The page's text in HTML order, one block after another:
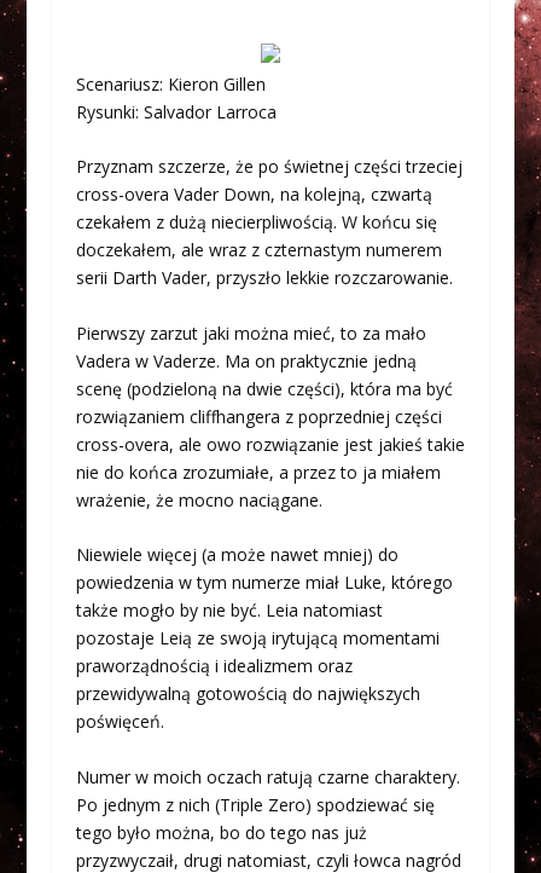
Scenariusz: Kieron Gillen
Rysunki: Salvador Larroca
Przyznam szczerze, że po świetnej części trzeciej
cross-overa Vader Down, na kolejną, czwartą
czekałem z dużą niecierpliwością. W końcu się
doczekałem, ale wraz z czternastym numerem
serii Darth Vader, przyszło lekkie rozczarowanie.
Pierwszy zarzut jaki można mieć, to za mało
Vadera w Vaderze. Ma on praktycznie jedną
scenę (podzieloną na dwie części), która ma być
rozwiązaniem cliffhangera z poprzedniej części
cross-overa, ale owo rozwiązanie jest jakieś takie
nie do końca zrozumiałe, a przez to ja miałem
wrażenie, że mocno naciągane.
Niewiele więcej (a może nawet mniej) do
powiedzenia w tym numerze miał Luke, którego
także mogło by nie być. Leia natomiast
pozostaje Leią ze swoją irytującą momentami
praworządnością i idealizmem oraz
przewidywalną gotowością do największych
poświęceń.
Numer w moich oczach ratują czarne charaktery.
Po jednym z nich (Triple Zero) spodziewać się
tego było można, bo do tego nas już
przyzwyczaił, drugi natomiast, czyli łowca nagród